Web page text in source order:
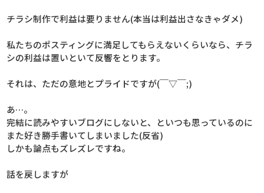
チラシ制作で利益は要りません(本当は利益出さなきゃダメ)
私たちのポスティングに満足してもらえないくらいなら、チラ
シの利益は置いといて反響をとります。
それは、ただの意地とプライドですが(￣▽￣;)
あ…。
完結に読みやすいブログにしないと、といつも思っているのに
また好き勝手書いてしまいました(反省)
しかも論点もズレズレですね。
話を戻しますが